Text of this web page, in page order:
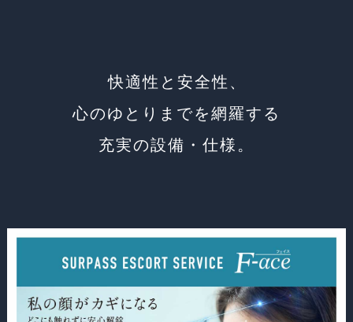
快適性と安全性、
心のゆとりまでを網羅する
充実の設備・仕様。